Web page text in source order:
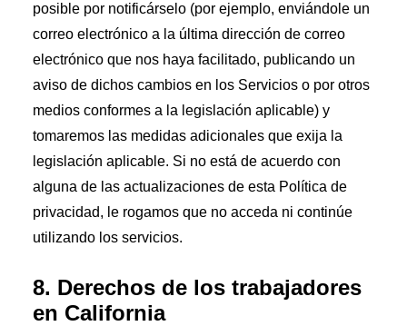
posible por notificárselo (por ejemplo, enviándole un
correo electrónico a la última dirección de correo
electrónico que nos haya facilitado, publicando un
aviso de dichos cambios en los Servicios o por otros
medios conformes a la legislación aplicable) y
tomaremos las medidas adicionales que exija la
legislación aplicable. Si no está de acuerdo con
alguna de las actualizaciones de esta Política de
privacidad, le rogamos que no acceda ni continúe
utilizando los servicios.
8. Derechos de los trabajadores
en California